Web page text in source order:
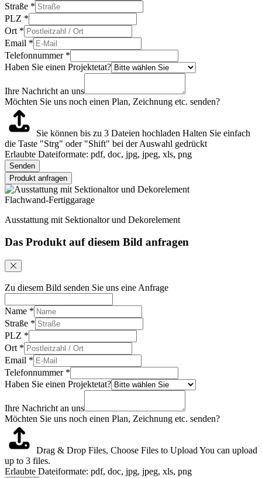
Straße *
PLZ *
Ort *
Email *
Telefonnummer *
Haben Sie einen Projektetat?
Ihre Nachricht an uns
Möchten Sie uns noch einen Plan, Zeichnung etc. senden?
Sie können bis zu 3 Dateien hochladen Halten Sie einfach
die Taste "Strg" oder "Shift" bei der Auswahl gedrückt
Erlaubte Dateiformate: pdf, doc, jpg, jpeg, xls, png
Senden
Produkt anfragen
Flachwand-Fertiggarage
Ausstattung mit Sektionaltor und Dekorelement
Das Produkt auf diesem Bild anfragen
Zu diesem Bild senden Sie uns eine Anfrage
Name *
Straße *
PLZ *
Ort *
Email *
Telefonnummer *
Haben Sie einen Projektetat?
Ihre Nachricht an uns
Möchten Sie uns noch einen Plan, Zeichnung etc. senden?
Drag & Drop Files, Choose Files to Upload You can upload
up to 3 files.
Erlaubte Dateiformate: pdf, doc, jpg, jpeg, xls, png